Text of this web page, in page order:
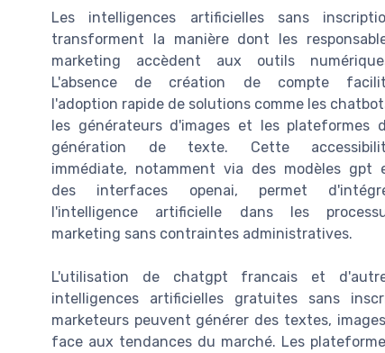
Les intelligences artificielles sans
transforment la manière dont les
marketing accèdent aux outils
L'absence de création de compte
l'adoption rapide de solutions comme les
les générateurs d'images et les plateformes
génération de texte. Cette
immédiate, notamment via des modèles gpt
des interfaces openai, permet
l'intelligence artificielle dans les
marketing sans contraintes administratives.
L'utilisation de chatgpt francais et
intelligences artificielles gratuites sans
marketeurs peuvent générer des textes,
face aux tendances du marché. Les